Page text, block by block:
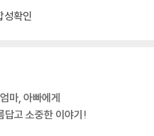
성확인
마, 아빠에게
답고 소중한 이야기!